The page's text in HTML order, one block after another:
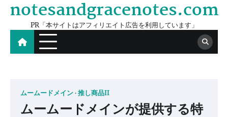
Skip
content
notesandgracenotes.com
PR「本サイトはアフィリエイト広告を利用しています」
ムームードメイン 推し商品II
ムームードメインが提供する特